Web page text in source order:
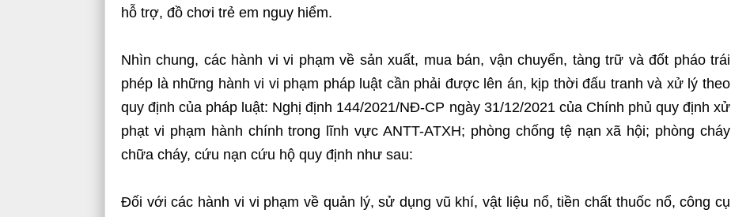
hỗ trợ, đồ chơi trẻ em nguy hiểm.
Nhìn chung, các hành vi vi phạm về sản xuất, mua bán, vận chuyển, tàng trữ và đốt pháo trái
phép là những hành vi vi phạm pháp luật cần phải được lên án, kịp thời đấu tranh và xử lý theo
quy định của pháp luật: Nghị định 144/2021/NĐ-CP ngày 31/12/2021 của Chính phủ quy định xử
phạt vi phạm hành chính trong lĩnh vực ANTT-ATXH; phòng chống tệ nạn xã hội; phòng cháy
chữa cháy, cứu nạn cứu hộ quy định như sau:
Đối với các hành vi vi phạm về quản lý, sử dụng vũ khí, vật liệu nổ, tiền chất thuốc nổ, công cụ